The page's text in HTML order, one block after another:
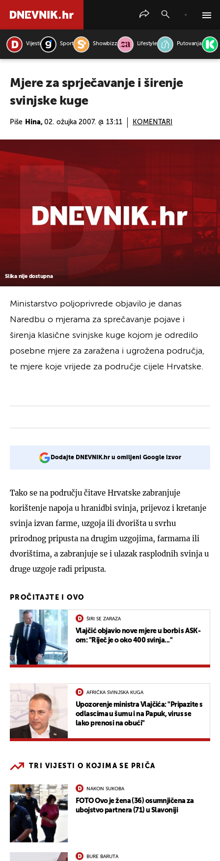
Vijesti Sport Showbizz Lifestyle Putovanja
Mjere za sprječavanje i širenje
svinjske kuge
Piše Hina, 02. ožujka 2007. @ 13:11 KOMENTARI
Slika nije dostupna
Ministarstvo poljoprivrede objavilo je danas
Naredbu o mjerama za sprečavanje pojave i
širenja klasične svinjske kuge kojom je odredilo
posebne mjere za zaražena i ugrožena područja,
te mjere koje vrijede za područje cijele Hrvatske.
Dodajte DNEVNIK.hr u omiljeni Google izvor
Tako se na području čitave Hrvatske zabranjuje
korištenje napoja u hranidbi svinja, prijevoz i kretanje
svinja izvan farme, uzgoja ili dvorišta u svrhu
prirodnog pripusta na drugim uzgojima, farmama ili
dvorištima, a zabranjuje se i ulazak rasplodnih svinja u
druge uzgoje radi pripusta.
PROČITAJTE I OVO
ŠIRI SE ZARAZA
Vlajčić objavio nove mjere u borbi s ASK-
om: "Riječ je o oko 400 svinja..."
AFRIČKA SVINJSKA KUGA
Upozorenje ministra Vlajčića: "Pripazite s
odlascima u šumu i na Papuk, virus se
lako prenosi na obući"
TRI VIJESTI O KOJIMA SE PRIČA
NAKON SUKOBA
FOTO Ovo je žena (36) osumnjičena za
ubojstvo partnera (71) u Slavoniji
BURE BARUTA
PRETRAŽITE VIJESTI